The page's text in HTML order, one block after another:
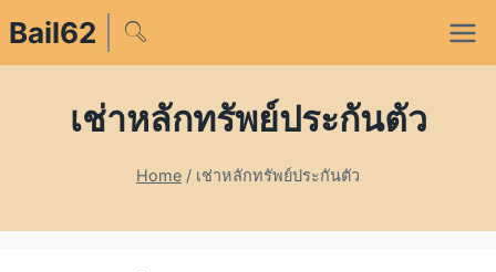
Bail62
เช่าหลักทรัพย์ประกันตัว
Home / เช่าหลักทรัพย์ประกันตัว